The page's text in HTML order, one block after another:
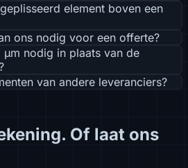
element boven een
ons nodig voor een offerte?
nodig in plaats van de
van andere leveranciers?
Of laat ons